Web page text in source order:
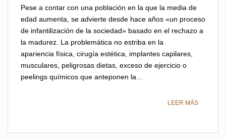
Pese a contar con una población en la que la media de
edad aumenta, se advierte desde hace años «un proceso
de infantilización de la sociedad» basado en el rechazo a
la madurez. La problemática no estriba en la
apariencia física, cirugía estética, implantes capilares,
musculares, peligrosas dietas, exceso de ejercicio o
peelings químicos que anteponen la…
LEER MÁS